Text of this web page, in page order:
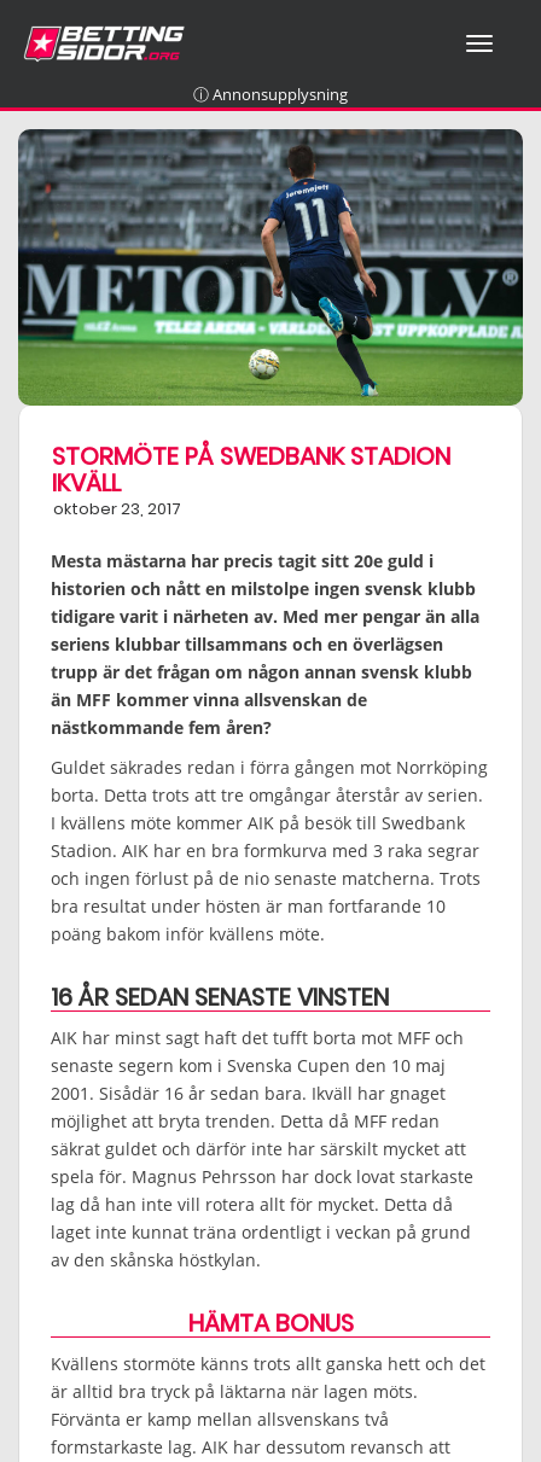
T
G
L
E
N
A
V
I
G
A
T
I
N
ⓘ Annonsupplysning
STORMÖTE PÅ SWEDBANK STADION
IKVÄLL
oktober 23, 2017
Mesta mästarna har precis tagit sitt 20e guld i
historien och nått en milstolpe ingen svensk klubb
tidigare varit i närheten av. Med mer pengar än alla
seriens klubbar tillsammans och en överlägsen
trupp är det frågan om någon annan svensk klubb
än MFF kommer vinna allsvenskan de
nästkommande fem åren?
Guldet säkrades redan i förra gången mot Norrköping
borta. Detta trots att tre omgångar återstår av serien.
I kvällens möte kommer AIK på besök till Swedbank
Stadion. AIK har en bra formkurva med 3 raka segrar
och ingen förlust på de nio senaste matcherna. Trots
bra resultat under hösten är man fortfarande 10
poäng bakom inför kvällens möte.
16 ÅR SEDAN SENASTE VINSTEN
AIK har minst sagt haft det tufft borta mot MFF och
senaste segern kom i Svenska Cupen den 10 maj
2001. Sisådär 16 år sedan bara. Ikväll har gnaget
möjlighet att bryta trenden. Detta då MFF redan
säkrat guldet och därför inte har särskilt mycket att
spela för. Magnus Pehrsson har dock lovat starkaste
lag då han inte vill rotera allt för mycket. Detta då
laget inte kunnat träna ordentligt i veckan på grund
av den skånska höstkylan.
HÄMTA BONUS
Kvällens stormöte känns trots allt ganska hett och det
är alltid bra tryck på läktarna när lagen möts.
Förvänta er kamp mellan allsvenskans två
formstarkaste lag. AIK har dessutom revansch att